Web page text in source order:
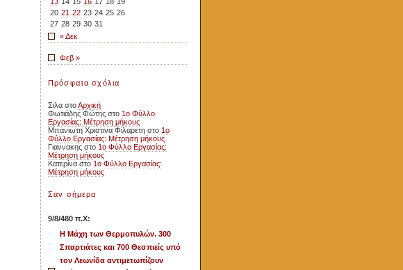
20 21 22 23 24 25 26
27 28 29 30 31
« Δεκ
Φεβ »
Πρόσφατα σχόλια
Σιλα στοΑρχική
Φωτιάδης Φώτης στο 1ο Φύλλο
Εργασίας: Μέτρηση μήκους
Μπανιωτη Χριστινα Φιλαρετη στο 1ο
Φύλλο Εργασίας: Μέτρηση μήκους
Γιαννακης στο 1ο Φύλλο Εργασίας:
Μέτρηση μήκους
Κατερίνα στο 1ο Φύλλο Εργασίας:
Μέτρηση μήκους
Σαν σήμερα
9/8/480 π.Χ:
Η Μάχη των Θερμοπυλών. 300
Σπαρτιάτες και 700 Θεσπιείς υπό
τον Λεωνίδα αντιμετωπίζουν